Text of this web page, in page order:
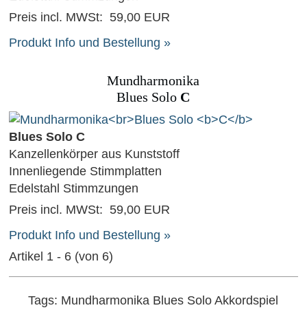
Preis incl. MWSt: 59,00 EUR
Produkt Info und Bestellung »
Mundharmonika
Blues Solo C
Blues Solo C
Kanzellenkörper aus Kunststoff
Innenliegende Stimmplatten
Edelstahl Stimmzungen
Preis incl. MWSt: 59,00 EUR
Produkt Info und Bestellung »
Artikel 1 - 6 (von 6)
Tags: Mundharmonika Blues Solo Akkordspiel